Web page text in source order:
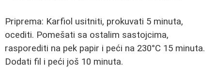
Priprema: Karfiol usitniti, prokuvati 5 minuta,
ocediti. Pomešati sa ostalim sastojcima,
rasporediti na pek papir i peći na 230°C 15 minuta.
Dodati fil i peći još 10 minuta.